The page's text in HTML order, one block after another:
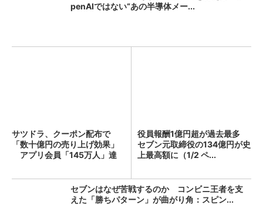
penAIではない“あの半導体メー...
サツドラ、クーポン配布で
「数十億円の売り上げ効果」
アプリ会員「145万人」達
役員報酬1億円超が過去最多
セブン元取締役の134億円が史
上最高額に（1/2 ペ...
セブンはなぜ苦戦するのか コンビニ王者を支
えた「勝ちパターン」が曲がり角：スピン...